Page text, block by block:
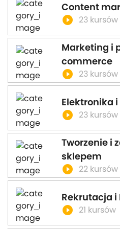
Content
play_circle_filled 23 kursów
Marketing i
commerce
play_circle_filled 23 kursów
Elektronika
play_circle_filled 23 kursów
Tworzenie i
sklepem
play_circle_filled 22 kursów
Rekrutacja i
play_circle_filled 21 kursów